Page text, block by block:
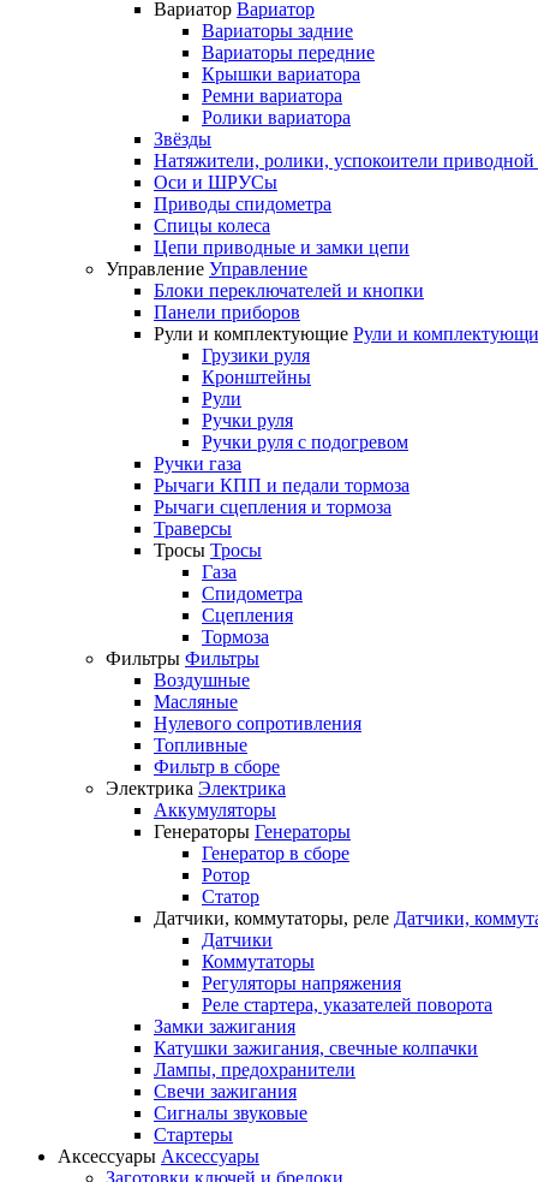
Вариатор Вариатор
Вариаторы задние
Вариаторы передние
Крышки вариатора
Ремни вариатора
Ролики вариатора
Звёзды
Натяжители, ролики, успокоители
Оси и ШРУСы
Приводы спидометра
Спицы колеса
Цепи приводные и замки цепи
Управление Управление
Блоки переключателей и кнопки
Панели приборов
Рули и комплектующие Рули и
Грузики руля
Кронштейны
Рули
Ручки руля
Ручки руля с подогревом
Ручки газа
Рычаги КПП и педали тормоза
Рычаги сцепления и тормоза
Траверсы
Тросы Тросы
Газа
Спидометра
Сцепления
Тормоза
Фильтры Фильтры
Воздушные
Масляные
Нулевого сопротивления
Топливные
Фильтр в сборе
Электрика Электрика
Аккумуляторы
Генераторы Генераторы
Генератор в сборе
Ротор
Статор
Датчики, коммутаторы, реле Датчики,
Датчики
Коммутаторы
Регуляторы напряжения
Реле стартера, указателей поворота
Замки зажигания
Катушки зажигания, свечные колпачки
Лампы, предохранители
Свечи зажигания
Сигналы звуковые
Стартеры
Аксессуары Аксессуары
Заготовки ключей и брелоки